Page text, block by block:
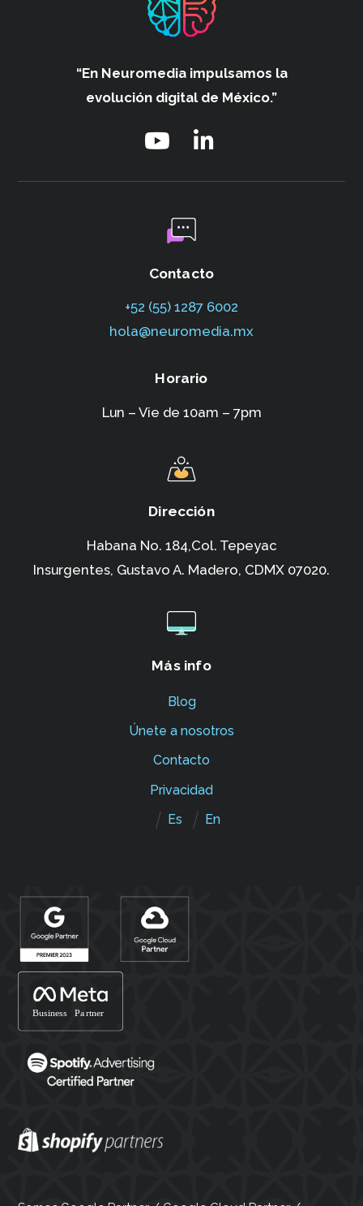
“En Neuromedia impulsamos la
evolución digital de México.”
Contacto
+52 (55) 1287 6002‬
hola@neuromedia.mx
Horario
Lun – Vie de 10am – 7pm
Dirección
Habana No. 184,Col. Tepeyac
Insurgentes, Gustavo A. Madero, CDMX 07020.
Más info
Blog
Únete a nosotros
Contacto
Privacidad
Es
En